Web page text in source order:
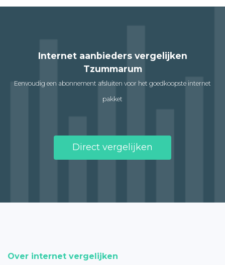
Internet aanbieders vergelijken
Tzummarum
Eenvoudig een abonnement afsluiten voor het goedkoopste internet
pakket
Direct vergelijken
Over internet vergelijken